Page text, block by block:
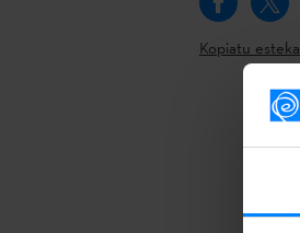
Kopiatu esteka